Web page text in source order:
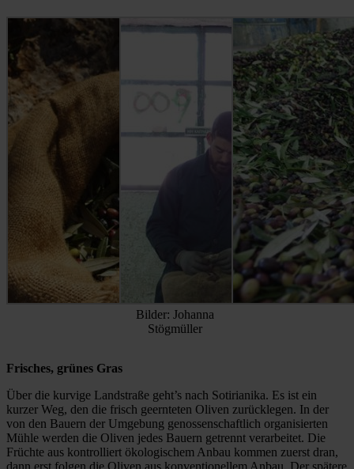
Bilder: Johanna
Stögmüller
Frisches, grünes Gras
Über die kurvige Landstraße geht’s nach Sotirianika. Es ist ein
kurzer Weg, den die frisch geernteten Oliven zurücklegen. In der
von den Bauern der Umgebung genossenschaftlich organisierten
Mühle werden die Oliven jedes Bauern getrennt verarbeitet. Die
Früchte aus kontrolliert ökologischem Anbau kommen zuerst dran,
dann erst folgen die Oliven aus konventionellem Anbau. Der spätere